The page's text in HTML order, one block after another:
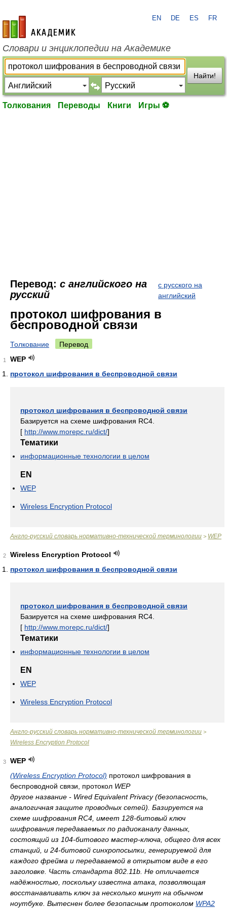
academic.ru
EN DE ES FR
Словари и энциклопедии на Академике
Найти!
Толкования Переводы Книги Игры ⚽
Перевод: с английского на
русский
с русского на
английский
протокол шифрования в
беспроводной связи
Толкование Перевод
1
WEP
протокол шифрования в беспроводной связи
протокол шифрования в беспроводной связи
Базируется на схеме шифрования RC4.
[ http://www.morepc.ru/dict/]
Тематики
информационные технологии в целом
EN
WEP
Wireless Encryption Protocol
Англо-русский словарь нормативно-технической терминологии > WEP
2
Wireless Encryption Protocol
протокол шифрования в беспроводной связи
протокол шифрования в беспроводной связи
Базируется на схеме шифрования RC4.
[ http://www.morepc.ru/dict/]
Тематики
информационные технологии в целом
EN
WEP
Wireless Encryption Protocol
Англо-русский словарь нормативно-технической терминологии >
Wireless Encryption Protocol
3
WEP
(Wireless Encryption Protocol) протокол шифрования в
беспроводной связи, протокол WEP
другое название - Wired Equivalent Privacy (безопасность,
аналогичная защите проводных сетей). Базируется на
схеме шифрования RC4, имеет 128-битовый ключ
шифрования передаваемых по радиоканалу данных,
состоящий из 104-битового мастер-ключа, общего для всех
станций, и 24-битовой синхропосылки, генерируемой для
каждого фрейма и передаваемой в открытом виде в его
заголовке. Часть стандарта 802.11b. Не отличается
надёжностью, поскольку известна атака, позволяющая
восстанавливать ключ за несколько минут на обычном
ноутбуке. Вытеснен более безопасным протоколом WPA2